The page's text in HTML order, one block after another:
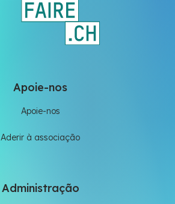
Apoie-nos
Apoie-nos
Aderir à associação
Administração